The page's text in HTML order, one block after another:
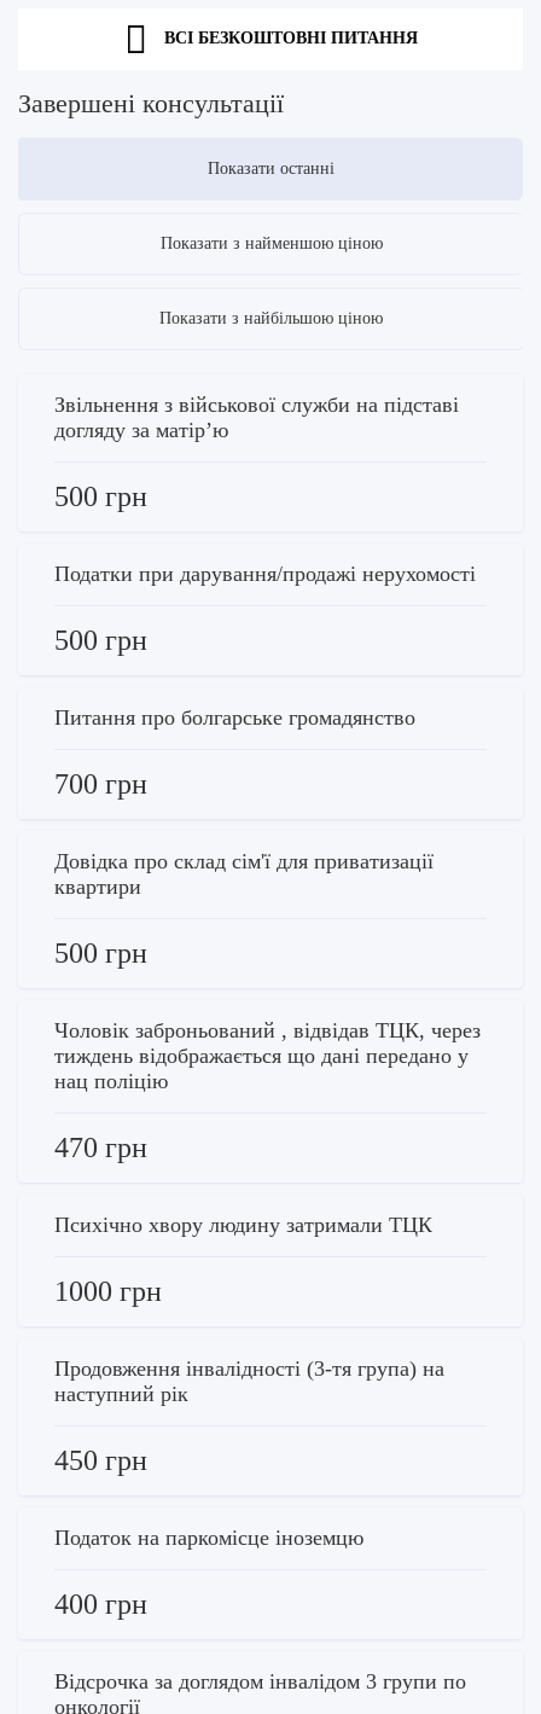
ВСІ БЕЗКОШТОВНІ ПИТАННЯ
Завершені консультації
Показати останні
Показати з найменшою ціною
Показати з найбільшою ціною
Звільнення з військової служби на підставі
догляду за матірʼю
500 грн
Податки при дарування/продажі нерухомості
500 грн
Питання про болгарське громадянство
700 грн
Довідка про склад сім'ї для приватизації
квартири
500 грн
Чоловік заброньований , відвідав ТЦК, через
тиждень відображається що дані передано у
нац поліцію
470 грн
Психічно хвору людину затримали ТЦК
1000 грн
Продовження інвалідності (3-тя група) на
наступний рік
450 грн
Податок на паркомісце іноземцю
400 грн
Відсрочка за доглядом інвалідом 3 групи по
онкології